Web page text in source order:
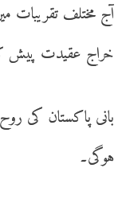
آج مختلف تقریبات
خراج عقیدت پیش
بانی پاکستان کی
ہوگی۔